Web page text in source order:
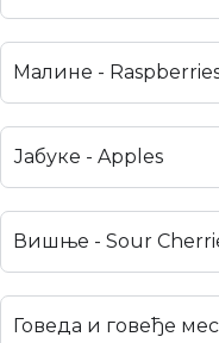
Малине -
Јабуке - Apples
Вишње - Sour
Говеда и говеђе